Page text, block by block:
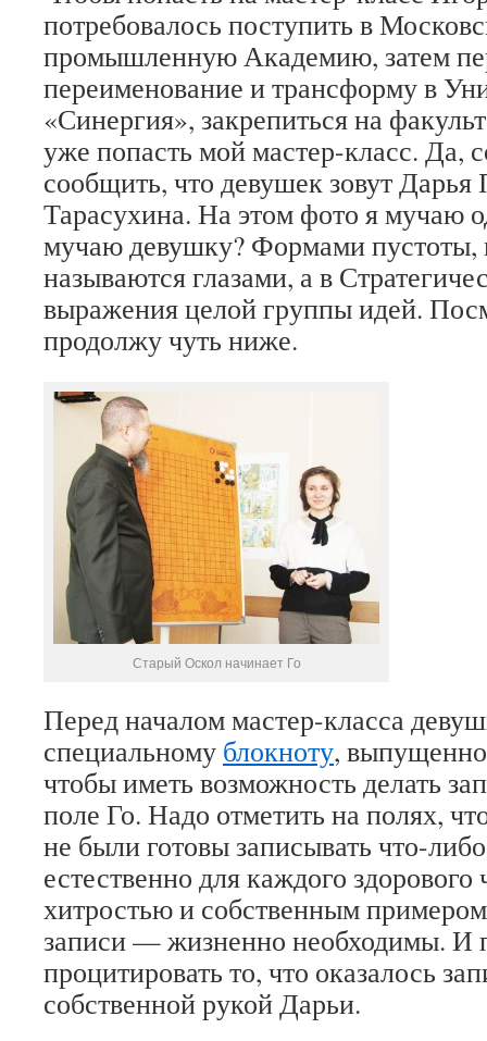
потребовалось поступить в
промышленную Академию, затем
переименование и трансформу в
«Синергия», закрепиться на
уже попасть мой мастер-класс. Да,
сообщить, что девушек зовут
Тарасухина. На этом фото я мучаю
мучаю девушку? Формами пустоты,
называются глазами, а в
выражения целой группы идей.
продолжу чуть ниже.
Старый Оскол начинает Го
Перед началом мастер-класса
специальному блокноту,
чтобы иметь возможность делать
поле Го. Надо отметить на полях,
не были готовы записывать что-
естественно для каждого
хитростью и собственным
записи — жизненно необходимы. И
процитировать то, что оказалось
собственной рукой Дарьи.